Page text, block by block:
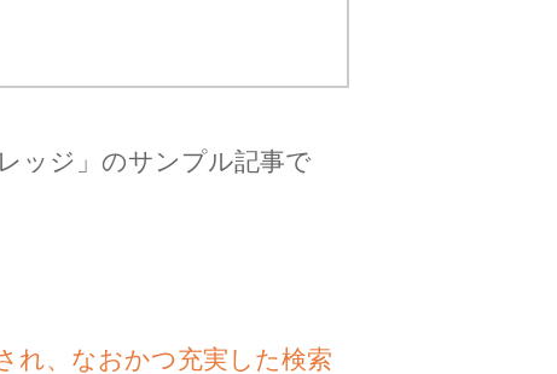
ッジ」のサンプル記事で
れ、なおかつ充実した検索